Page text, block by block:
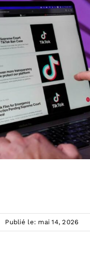
Publié le: mai 14, 2026